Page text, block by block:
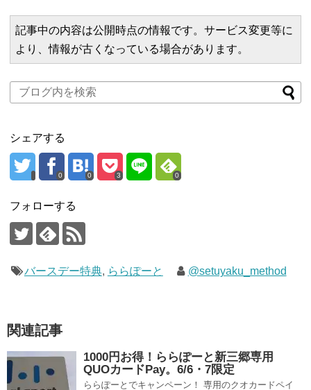
記事中の内容は公開時点の情報です。サービス変更等に
より、情報が古くなっている場合があります。
シェアする
0 0 3 0
フォローする
バースデー特典, ららぽーと @setuyaku_method
関連記事
1000円お得！ららぽーと新三郷専用
QUOカードPay。6/6・7限定
ららぽーとでキャンペーン！ 専用のクオカードペイ